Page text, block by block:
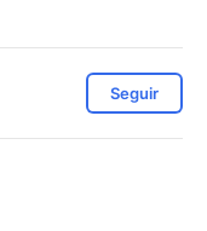
Seguir